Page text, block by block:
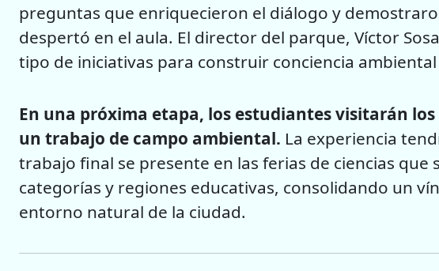
preguntas que enriquecieron el diálogo y
despertó en el aula. El director del parque, Víctor
tipo de iniciativas para construir conciencia
En una próxima etapa, los estudiantes visitarán los
un trabajo de campo ambiental. La experiencia
trabajo final se presente en las ferias de ciencias que
categorías y regiones educativas, consolidando un
entorno natural de la ciudad.